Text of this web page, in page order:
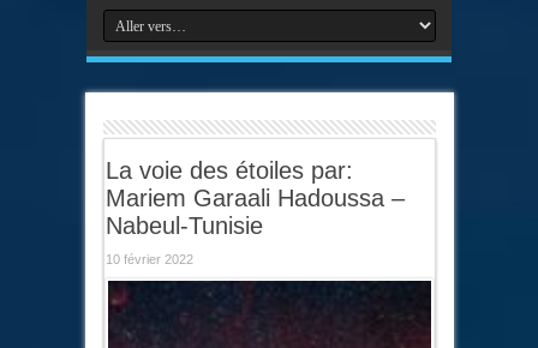
La voie des étoiles par:
Mariem Garaali Hadoussa –
Nabeul-Tunisie
10 février 2022